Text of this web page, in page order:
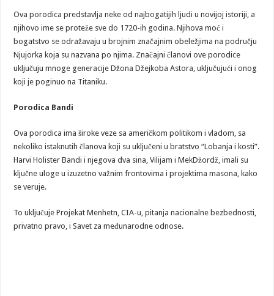
Ova porodica predstavlja neke od najbogatijih ljudi u novijoj istoriji, a
njihovo ime se proteže sve do 1720-ih godina. Njihova moć i
bogatstvo se odražavaju u brojnim značajnim obeležjima na području
Njujorka koja su nazvana po njima. Značajni članovi ove porodice
uključuju mnoge generacije Džona Džejkoba Astora, uključujući i onog
koji je poginuo na Titaniku.
Porodica Bandi
Ova porodica ima široke veze sa američkom politikom i vladom, sa
nekoliko istaknutih članova koji su uključeni u bratstvo “Lobanja i kosti”.
Harvi Holister Bandi i njegova dva sina, Vilijam i MekDžordž, imali su
ključne uloge u izuzetno važnim frontovima i projektima masona, kako
se veruje.
To uključuje Projekat Menhetn, CIA-u, pitanja nacionalne bezbednosti,
privatno pravo, i Savet za međunarodne odnose.